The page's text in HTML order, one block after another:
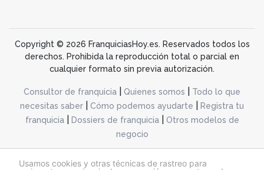
Usamos cookies y otras técnicas de rastreo para
Copyright © 2026 FranquiciasHoy.es. Reservados todos los
derechos. Prohibida la reproducción total o parcial en
cualquier formato sin previa autorización.
Consultor de franquicia Quienes somos
Todo lo que
necesitas saber
Cómo podemos ayudarte
Registra tu
franquicia| Dossiers de franquicia|
Otros modelos de
negocio